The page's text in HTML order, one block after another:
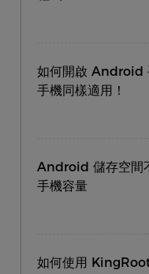
如何開啟 Android
手機同樣適用！
Android 儲存空間
手機容量
如何使用